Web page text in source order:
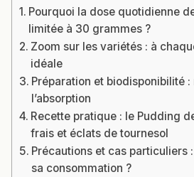
Pourquoi la dose quotidienne
limitée à 30 grammes ?
Zoom sur les variétés : à
idéale
Préparation et biodisponibilité
l’absorption
Recette pratique : le Pudding
frais et éclats de tournesol
Précautions et cas particuliers
sa consommation ?